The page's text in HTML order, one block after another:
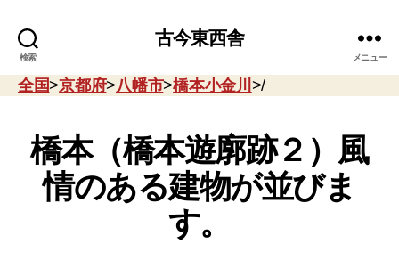
検索
古今東西舎
メニュー
全国>京都府>八幡市>橋本小金川 >/
橋本（橋本遊廓跡２）風
情のある建物が並びま
す。